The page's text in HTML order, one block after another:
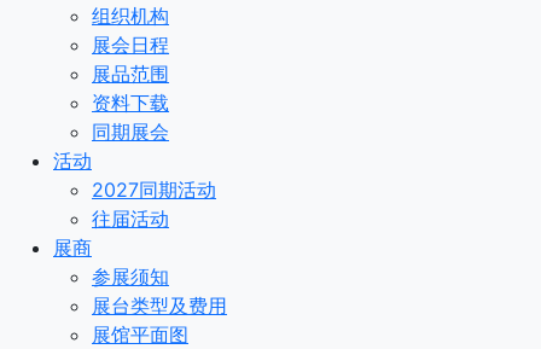
组织机构
展会日程
展品范围
资料下载
同期展会
活动
2027同期活动
往届活动
展商
参展须知
展台类型及费用
展馆平面图